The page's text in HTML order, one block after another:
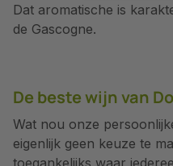
Dat aromatische is
de Gascogne.
De beste wijn van
Wat nou onze
eigenlijk geen keuze te